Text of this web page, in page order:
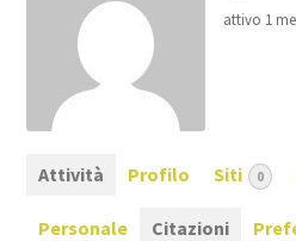
attivo 1
Attività Profilo Siti 0
Personale Citazioni